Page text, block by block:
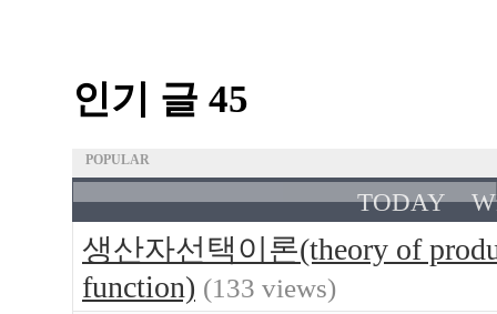
인기 글 45
POPULAR
TODAY
생산자선택이론(theory of
function) (133 views)